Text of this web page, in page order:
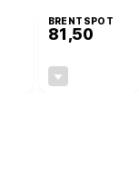
BRENTSPOT
81,50